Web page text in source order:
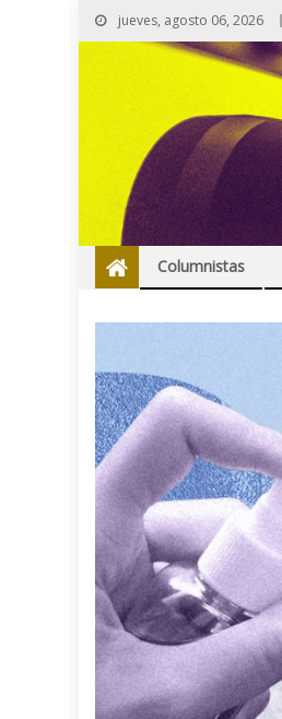
jueves, agosto 06, 2026
Columnistas